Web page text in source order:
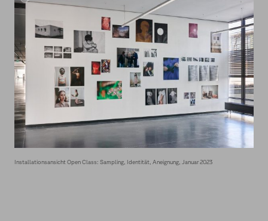
Max
Installationsansicht Open Class: Sampling, Identität, Aneignung, Januar 2023